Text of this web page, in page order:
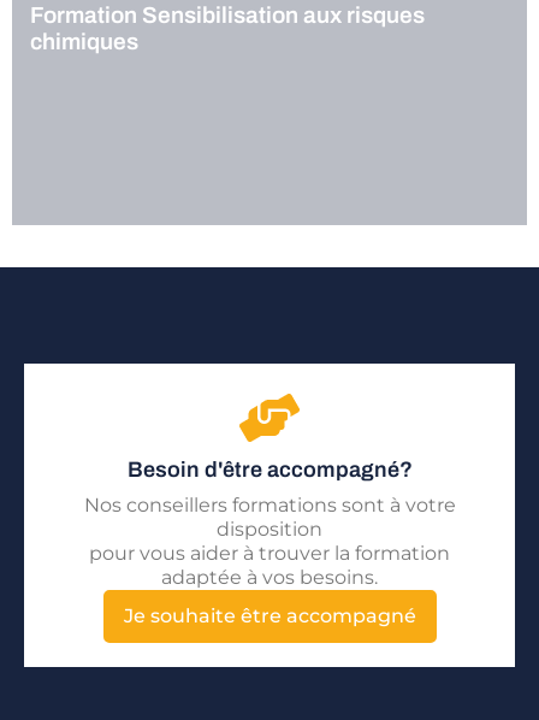
Formation Sensibilisation aux risques
chimiques
Besoin d'être accompagné?
Nos conseillers formations sont à votre
disposition
pour vous aider à trouver la formation
adaptée à vos besoins.
Je souhaite être accompagné